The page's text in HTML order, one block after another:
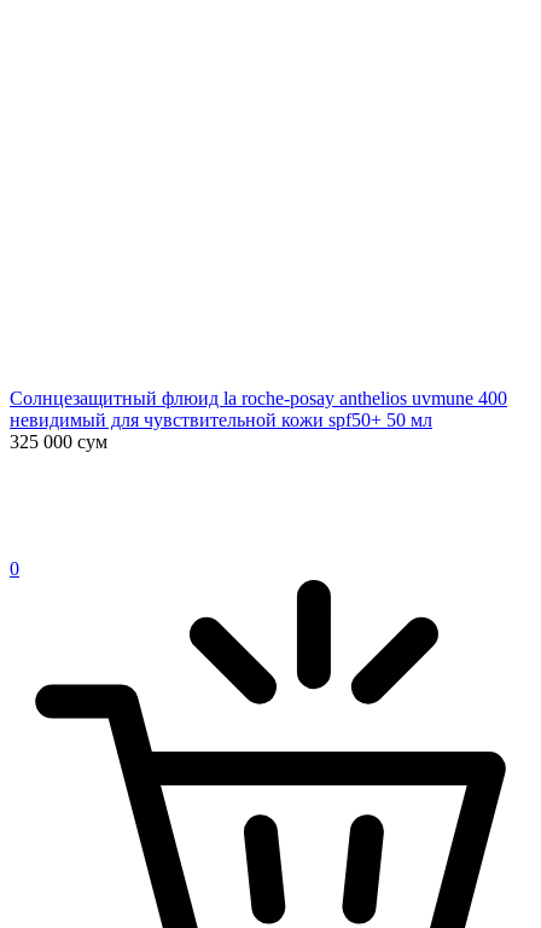
Солнцезащитный флюид la roche-posay anthelios uvmune 400
невидимый для чувствительной кожи spf50+ 50 мл
325 000 сум
0